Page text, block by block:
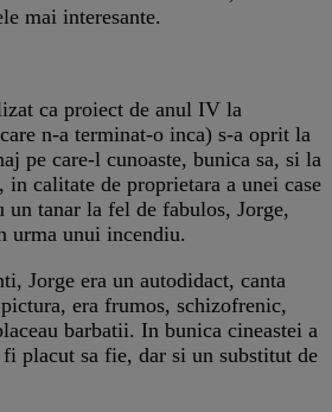
mai interesante.
ca proiect de anul IV la
n-a terminat-o inca) s-a oprit la
pe care-l cunoaste, bunica sa, si la
in calitate de proprietara a unei case
un tanar la fel de fabulos, Jorge,
urma unui incendiu.
Jorge era un autodidact, canta
era frumos, schizofrenic,
barbatii. In bunica cineastei a
placut sa fie, dar si un substitut de